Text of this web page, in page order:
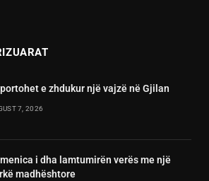
e zhdukur një vajzë në Gjilan
7, 2026
i dha lamtumirën verës me një
madhështore